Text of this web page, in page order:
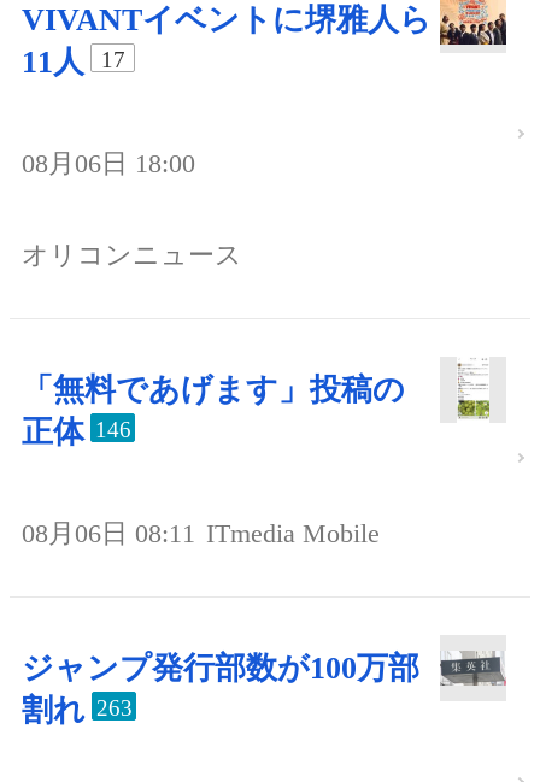
VIVANTイベントに堺雅人ら
11人
17
08月06日 18:00
オリコンニュース
「無料であげます」投稿の
正体 146
08月06日 08:11 ITmedia Mobile
ジャンプ発行部数が100万部
割れ 263